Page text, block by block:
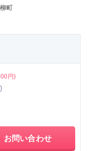
町
円)
お問い合わせ